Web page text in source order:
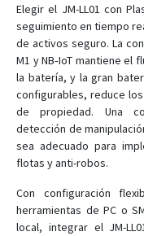
Elegir el JM-LL01 con
seguimiento en tiempo
de activos seguro. La
M1 y NB‑IoT mantiene el
la batería, y la gran
configurables, reduce
de propiedad. Una
detección de
sea adecuado para
flotas y anti-robos.
Con configuración
herramientas de PC o
local, integrar el JM-